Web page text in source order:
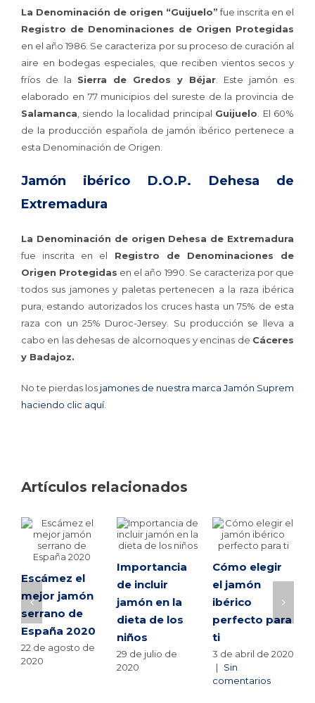
La Denominación de origen “Guijuelo”fue inscrita en el
Registro de Denominaciones de Origen Protegidas
en el año 1986. Se caracteriza por su proceso de curación al
aire en bodegas especiales, que reciben vientos secos y
fríos de la Sierra de Gredos y Béjar . Este jamón es
elaborado en 77 municipios del sureste de la provincia de
Salamanca , siendo la localidad principal Guijuelo . El 60%
de la producción española de jamón ibérico pertenece a
esta Denominación de Origen.
Jamón ibérico D.O.P. Dehesa de
Extremadura
La Denominación de origen Dehesa de Extremadura
fue inscrita en el Registro de Denominaciones de
Origen Protegidas en el año 1990. Se caracteriza por que
todos sus jamones y paletas pertenecen a la raza ibérica
pura, estando autorizados los cruces hasta un 75% de esta
raza con un 25% Duroc-Jersey. Su producción se lleva a
cabo en las dehesas de alcornoques y encinas de Cáceres
y Badajoz.
No te pierdas los jamones de nuestra marca Jamón Suprem
haciendo clic aquí.
Artículos relacionados
Escámez el
mejor jamón
serrano de
España 2020
22 de agosto de
2020
Importancia
de incluir
jamón en la
dieta de los
niños
29 de julio de
2020
Cómo elegir
el jamón
ibérico
perfecto para
ti
3 de abril de 2020
|
Sin
comentarios